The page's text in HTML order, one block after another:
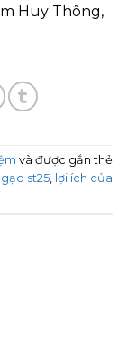
Huy Thông,
và được gắn thẻ
st25, lợi ích của